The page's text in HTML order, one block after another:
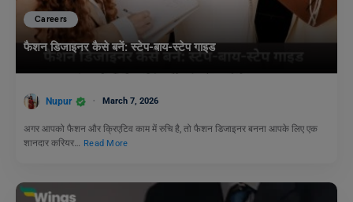
Careers
फैशन डिजाइनर कैसे बनें: स्टेप-बाय-स्टेप गाइड
Nupur March 7, 2026
अगर आपको फैशन और क्रिएटिव काम में रुचि है, तो फैशन डिजाइनर बनना आपके लिए एक
शानदार करियर… Read More